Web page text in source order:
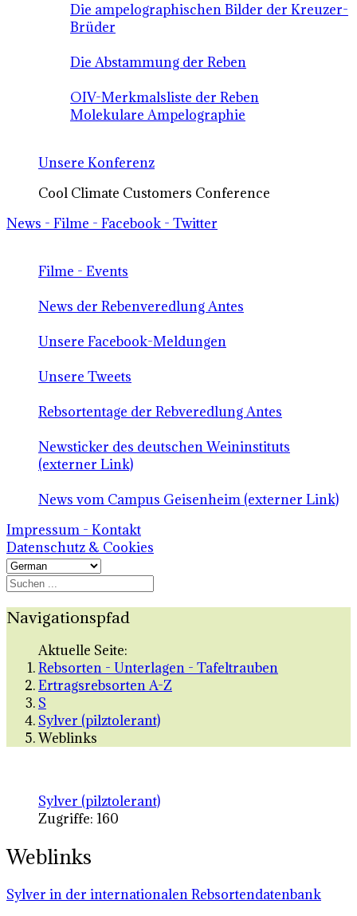
Die ampelographischen Bilder der Kreuzer-
Brüder
Die Abstammung der Reben
OIV-Merkmalsliste der Reben
Molekulare Ampelographie
Unsere Konferenz
Cool Climate Customers Conference
News - Filme - Facebook - Twitter
Filme - Events
News der Rebenveredlung Antes
Unsere Facebook-Meldungen
Unsere Tweets
Rebsortentage der Rebveredlung Antes
Newsticker des deutschen Weininstituts
(externer Link)
News vom Campus Geisenheim (externer Link)
Impressum - Kontakt
Datenschutz & Cookies
Navigationspfad
Aktuelle Seite:
Rebsorten - Unterlagen - Tafeltrauben
Ertragsrebsorten A-Z
S
Sylver (pilztolerant)
Weblinks
Sylver (pilztolerant)
Zugriffe: 160
Weblinks
Sylver in der internationalen Rebsortendatenbank